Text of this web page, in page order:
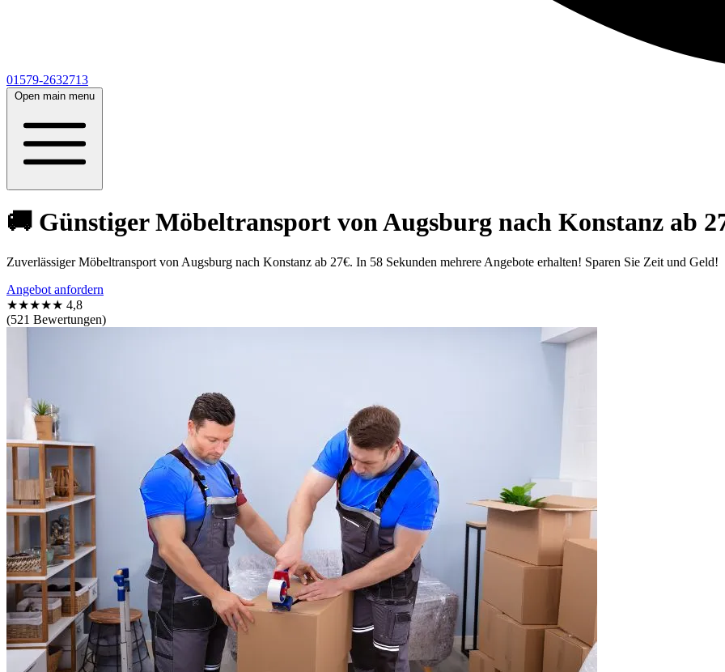
01579-2632713
Open main menu
🚚 Günstiger Möbeltransport von Augsburg nach Konstanz ab
Zuverlässiger Möbeltransport von Augsburg nach Konstanz ab 27€. In 58 Sekunden mehrere Angebote erhalten! Sparen Sie Zeit und Geld!
Angebot anfordern
★★★★★ 4,8
(521 Bewertungen)